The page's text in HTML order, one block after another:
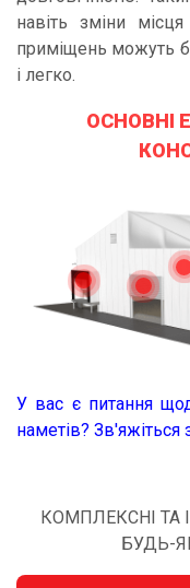
навіть зміни
приміщень можуть
і легко.
ОСНОВНІ
У вас є питання
наметів? Зв'яжіться
КОМПЛЕКСНІ ТА
БУДЬ-